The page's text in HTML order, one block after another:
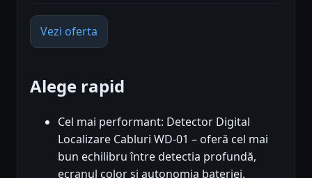
Vezi oferta
Alege rapid
Cel mai performant: Detector Digital
Localizare Cabluri WD-01 – oferă cel mai
bun echilibru între detectia profundă,
ecranul color și autonomia bateriei.